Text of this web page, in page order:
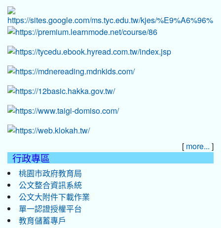
[ more... ]
行政專區
桃園市政府教育局
公文整合資訊系統
公文大附件下載作業
單一認證授權平台
教育儲蓄專戶